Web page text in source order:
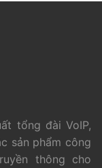
tổng đài VoIP,
sản phẩm công
thông cho